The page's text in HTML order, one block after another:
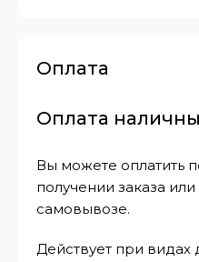
Оплата
Оплата
Вы можете оплатить
получении заказа
самовывозе.
Действует при видах